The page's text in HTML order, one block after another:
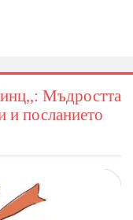
Мъдростта
и посланието